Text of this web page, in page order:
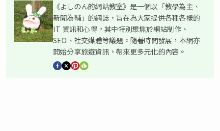
《よしのん的網站教室》是一個以「教學為主、
新聞為輔」的網誌，旨在為大家提供各種各樣的
IT 資訊和心得，其中特別聚焦於網站制作、
SEO、社交媒體等議題。隨著時間發展，本網亦
開始分享旅遊資訊，帶來更多元化的內容。